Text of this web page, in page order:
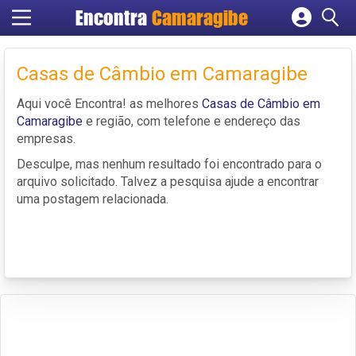
Encontra Camaragibe
Cadastrar empresa
Criar conta
Casas de Câmbio em Camaragibe
Aqui você Encontra! as melhores Casas de Câmbio em
Camaragibe e região, com telefone e endereço das
empresas.
Desculpe, mas nenhum resultado foi encontrado para o
arquivo solicitado. Talvez a pesquisa ajude a encontrar
uma postagem relacionada.